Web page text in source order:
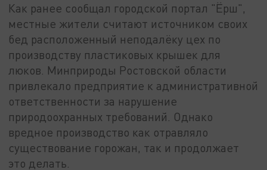
Как ранее сообщал городской портал "Ёрш",
местные жители считают источником своих
бед расположенный неподалёку цех по
производству пластиковых крышек для
люков. Минприроды Ростовской области
привлекало предприятие к административной
ответственности за нарушение
природоохранных требований. Однако
вредное производство как отравляло
существование горожан, так и продолжает
это делать.